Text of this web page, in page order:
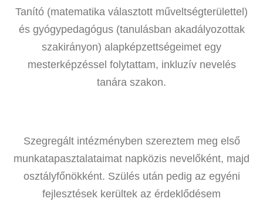
Tanító (matematika választott műveltségterülettel)
és gyógypedagógus (tanulásban akadályozottak
szakirányon) alapképzettségeimet egy
mesterképzéssel folytattam, inkluzív nevelés
tanára szakon.
Szegregált intézményben szereztem meg első
munkatapasztalataimat napközis nevelőként, majd
osztályfőnökként. Szülés után pedig az egyéni
fejlesztések kerültek az érdeklődésem